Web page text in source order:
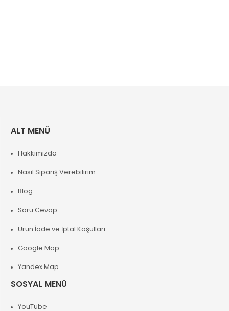
ALT MENÜ
Hakkımızda
Nasıl Sipariş Verebilirim
Blog
Soru Cevap
Ürün İade ve İptal Koşulları
Google Map
Yandex Map
SOSYAL MENÜ
YouTube